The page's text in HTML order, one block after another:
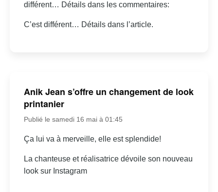
différent… Détails dans les commentaires:
C’est différent… Détails dans l’article.
Anik Jean s’offre un changement de look
printanier
Publié le samedi 16 mai à 01:45
Ça lui va à merveille, elle est splendide!
La chanteuse et réalisatrice dévoile son nouveau
look sur Instagram